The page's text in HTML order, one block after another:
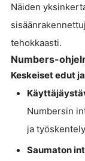
Näiden
tehokkaasti.
Numbers-
Keskeiset edut
Numbersin
ja
Saumaton